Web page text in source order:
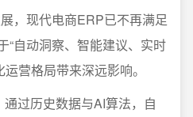
，现代电商ERP已不再满足
“自动洞察、智能建议、实时
营格局带来深远影响。
过历史数据与AI算法，自